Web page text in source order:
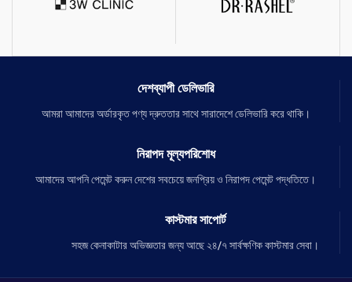
দেশব্যাপী ডেলিভারি
আমরা আমাদের অর্ডারকৃত পণ্য দ্রুততার সাথে সারাদেশে ডেলিভারি করে থাকি।
নিরাপদ মূল্যপরিশোধ
আমাদের আপনি পেমেন্ট করুন দেশের সবচেয়ে জনপ্রিয় ও নিরাপদ পেমেন্ট পদ্ধতিতে।
কাস্টমার সাপোর্ট
সহজ কেনাকাটার অভিজ্ঞতার জন্য আছে ২৪/৭ সার্বক্ষণিক কাস্টমার সেবা।